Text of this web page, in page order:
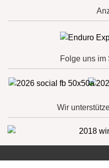
Folge uns im
Wir